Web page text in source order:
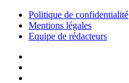
Politique de confidentialité
Mentions légales
Equipe de rédacteurs